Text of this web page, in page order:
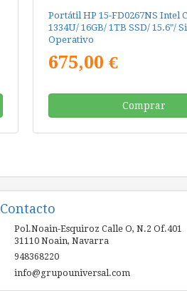
Portátil HP 15-FD0267NS Intel
1334U/ 16GB/ 1TB SSD/ 15.6"/
Operativo
675,00 €
Comprar
Contacto
Pol.Noain-Esquiroz Calle O, N.2 Of.401
31110 Noain, Navarra
948368220
info@grupouniversal.com